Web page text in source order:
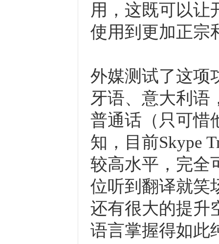
用，这既可以让
使用到更加正宗
外媒测试了这项
牙语、意大利语
普通话（只可惜
知，目前Skype
较高水平，完全
位听到翻译就笑
还有很大的提升
语言掌握得如此